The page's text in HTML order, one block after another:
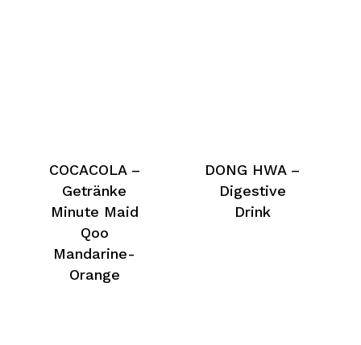
COCACOLA –
Getränke
Minute Maid
Qoo
Mandarine-
Orange
DONG HWA –
Digestive
Drink